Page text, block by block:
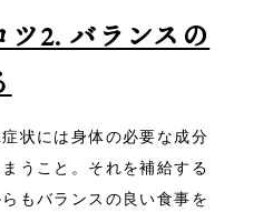
2. バランスの
状には身体の必要な成分
うこと。それを補給する
もバランスの良い食事を